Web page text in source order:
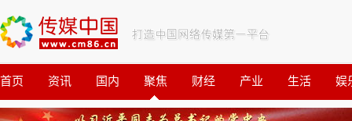
首页 资讯 国内 聚焦 财经 产业 生活 娱
观察 公益